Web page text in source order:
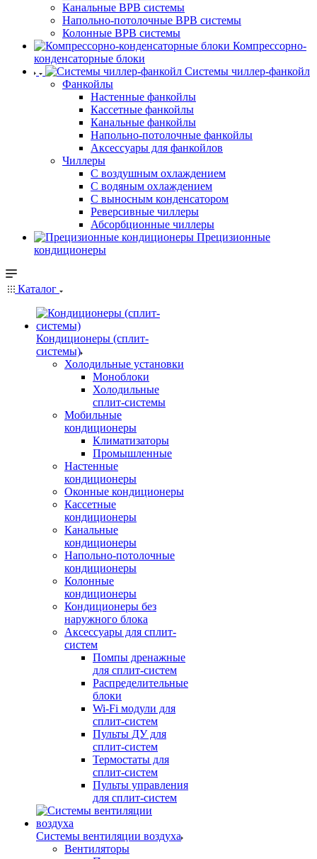
Канальные ВРВ системы
Напольно-потолочные ВРВ системы
Колонные ВРВ системы
Компрессорно-
конденсаторные блоки
Системы чиллер-фанкойл
Фанкойлы
Настенные фанкойлы
Кассетные фанкойлы
Канальные фанкойлы
Напольно-потолочные фанкойлы
Аксессуары для фанкойлов
Чиллеры
С воздушным охлаждением
С водяным охлаждением
С выносным конденсатором
Реверсивные чиллеры
Абсорбционные чиллеры
Прецизионные
кондиционеры
Каталог
Кондиционеры (сплит-
системы)
Холодильные установки
Моноблоки
Холодильные
сплит-системы
Мобильные
кондиционеры
Климатизаторы
Промышленные
Настенные
кондиционеры
Оконные кондиционеры
Кассетные
кондиционеры
Канальные
кондиционеры
Напольно-потолочные
кондиционеры
Колонные
кондиционеры
Кондиционеры без
наружного блока
Аксессуары для сплит-
систем
Помпы дренажные
для сплит-систем
Распределительные
блоки
Wi-Fi модули для
сплит-систем
Пульты ДУ для
сплит-систем
Термостаты для
сплит-систем
Пульты управления
для сплит-систем
Системы вентиляции воздуха
Вентиляторы